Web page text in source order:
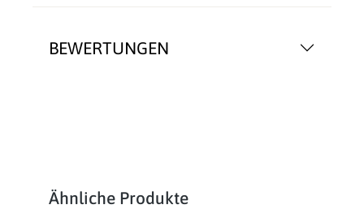
BEWERTUNGEN
Produktgalerie überspringen
Ähnliche Produkte